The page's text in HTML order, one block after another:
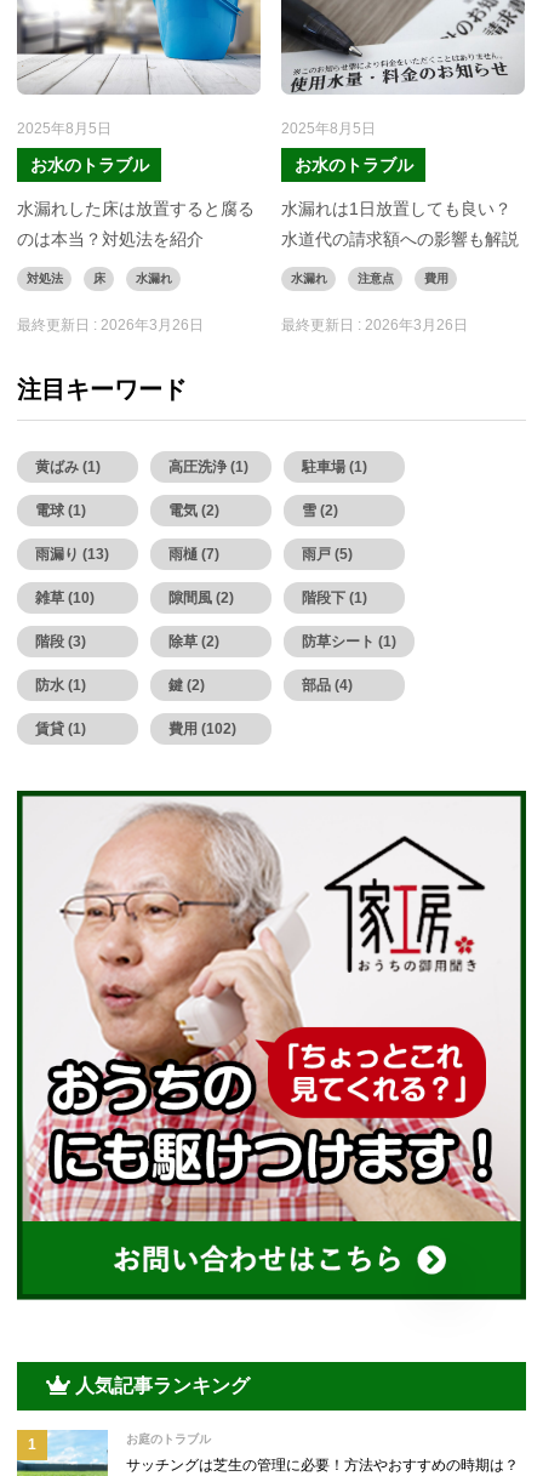
2025年8月5日
お水のトラブル
水漏れした床は放置すると腐る
のは本当？対処法を紹介
対処法 床 水漏れ
最終更新日 : 2026年3月26日
2025年8月5日
お水のトラブル
水漏れは1日放置しても良い？
水道代の請求額への影響も解説
水漏れ 注意点 費用
最終更新日 :2026年3月26日
注目キーワード
黄ばみ (1) 高圧洗浄 (1) 駐車場 (1)
電球 (1) 電気 (2) 雪 (2)
雨漏り (13) 雨樋 (7) 雨戸 (5)
雑草 (10) 隙間風 (2) 階段下 (1)
階段 (3) 除草 (2) 防草シート (1)
防水 (1) 鍵 (2) 部品 (4)
賃貸 (1) 費用 (102)
人気記事ランキング
お庭のトラブル
サッチングは芝生の管理に必要！方法やおすすめの時期は？